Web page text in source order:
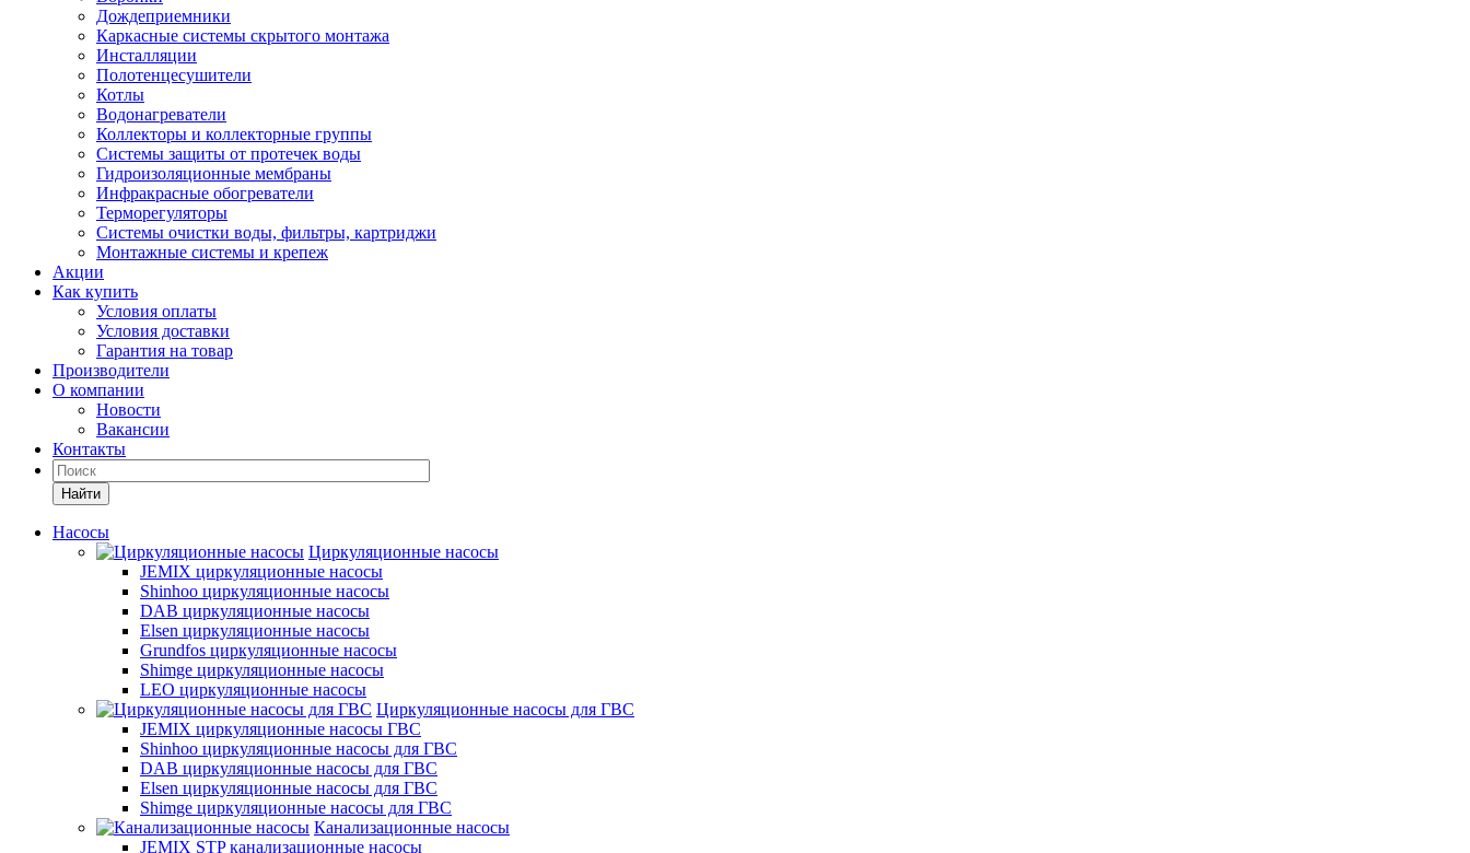
Дождеприемники
Каркасные системы скрытого монтажа
Инсталляции
Полотенцесушители
Котлы
Водонагреватели
Коллекторы и коллекторные группы
Системы защиты от протечек воды
Гидроизоляционные мембраны
Инфракрасные обогреватели
Терморегуляторы
Системы очистки воды, фильтры, картриджи
Монтажные системы и крепеж
Акции
Как купить
Условия оплаты
Условия доставки
Гарантия на товар
Производители
О компании
Новости
Вакансии
Контакты
Найти
Насосы
Циркуляционные насосы
JEMIX циркуляционные насосы
Shinhoo циркуляционные насосы
DAB циркуляционные насосы
Elsen циркуляционные насосы
Grundfos циркуляционные насосы
Shimge циркуляционные насосы
LEO циркуляционные насосы
Циркуляционные насосы для ГВС
JEMIX циркуляционные насосы ГВС
Shinhoo циркуляционные насосы для ГВС
DAB циркуляционные насосы для ГВС
Elsen циркуляционные насосы для ГВС
Shimge циркуляционные насосы для ГВС
Канализационные насосы
JEMIX STP канализационные насосы